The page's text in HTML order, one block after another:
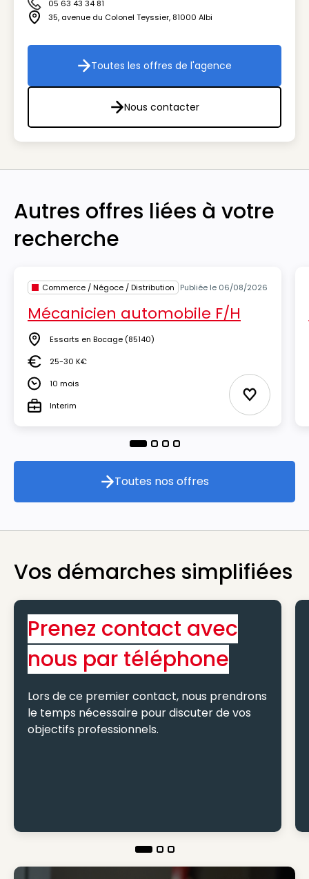
Icône téléphone
05 63 43 34 81
Icône adresse
35, avenue du Colonel Teyssier, 81000 Albi
Toutes les offres de l'agence
Toutes les offres de l'agence
Nous contacter
Nous contacter
Autres offres liées à votre
recherche
Commerce / Négoce / Distribution Publiée le 06/08/2026
Mécanicien automobile F/H
Lieu Essarts en Bocage (85140)
Salaire25-30 K€
Durée10 mois
TypeInterim Ajouter
Toutes nos offres
Toutes nos offres
Vos démarches simplifiées
Prenez contact avec
nous par téléphone
Lors de ce premier contact, nous prendrons
le temps nécessaire pour discuter de vos
objectifs professionnels.